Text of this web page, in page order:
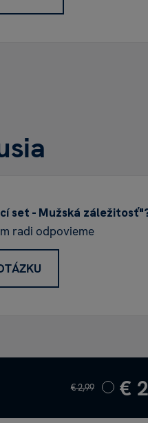
set - Mužská
radi odpovieme
€ 2,99 €